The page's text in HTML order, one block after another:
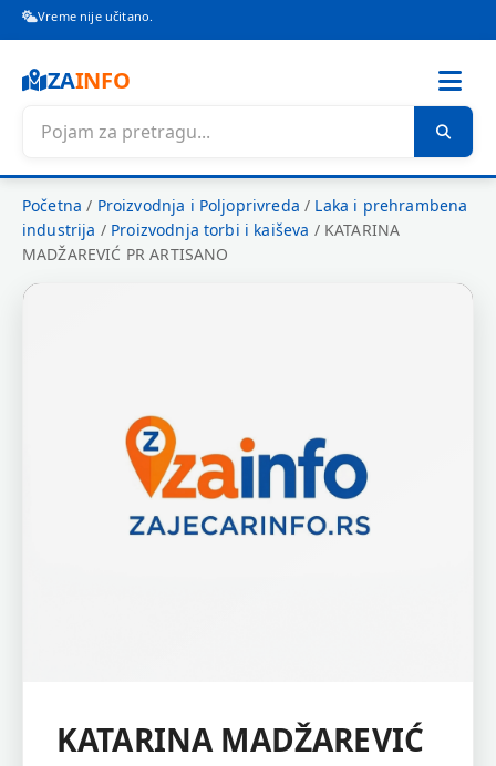
Vreme nije učitano.
ZAINFO
Početna / Proizvodnja i Poljoprivreda / Laka i prehrambena
industrija / Proizvodnja torbi i kaiševa / KATARINA
MADŽAREVIĆ PR ARTISANO
KATARINA MADŽAREVIĆ